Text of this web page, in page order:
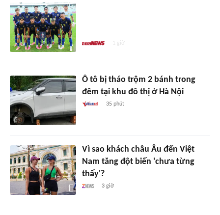
1 giờ
Ô tô bị tháo trộm 2 bánh trong
đêm tại khu đô thị ở Hà Nội
35 phút
Vì sao khách châu Âu đến Việt
Nam tăng đột biến 'chưa từng
thấy'?
3 giờ